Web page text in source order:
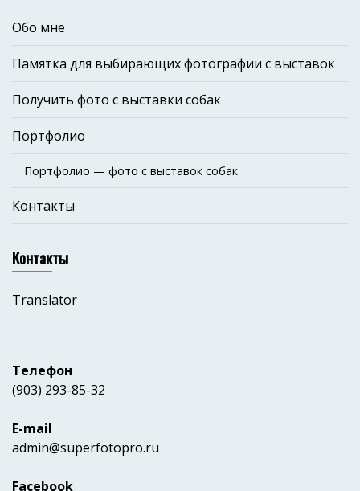
Обо мне
Памятка для выбирающих фотографии с выставок
Получить фото с выставки собак
Портфолио
Портфолио — фото с выставок собак
Контакты
Контакты
Translator
Телефон
(903) 293-85-32
E-mail
admin@superfotopro.ru
Facebook